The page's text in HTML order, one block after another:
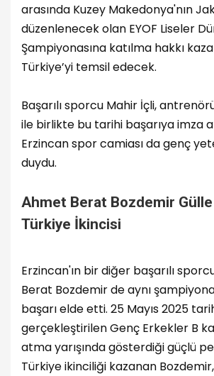
arasında Kuzey Makedonya'nın
düzenlenecek olan EYOF Liseler
Şampiyonasına katılma hakkı
Türkiye’yi temsil edecek.
Başarılı sporcu Mahir İçli,
ile birlikte bu tarihi başarıya imza
Erzincan spor camiası da genç
duydu.
Ahmet Berat Bozdemir
Türkiye İkincisi
Erzincan'ın bir diğer başarılı
Berat Bozdemir de aynı
başarı elde etti. 25 Mayıs 2025
gerçekleştirilen Genç Erkekler B
atma yarışında gösterdiği güçlü
Türkiye ikinciliği kazanan Bozdemir,